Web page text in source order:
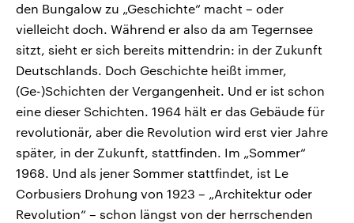
den Bungalow zu „Geschichte“ macht – oder
vielleicht doch. Während er also da am Tegernsee
sitzt, sieht er sich bereits mittendrin: in der Zukunft
Deutschlands. Doch Geschichte heißt immer,
(Ge-)Schichten der Vergangenheit. Und er ist schon
eine dieser Schichten. 1964 hält er das Gebäude für
revolutionär, aber die Revolution wird erst vier Jahre
später, in der Zukunft, stattfinden. Im „Sommer“
1968. Und als jener Sommer stattfindet, ist Le
Corbusiers Drohung von 1923 – „Architektur oder
Revolution“ – schon längst von der herrschenden